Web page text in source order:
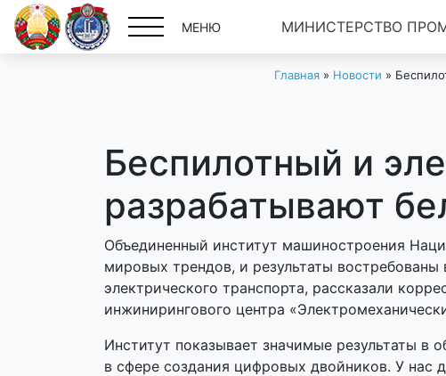
МЕНЮ МИНИСТЕРСТВО
Главная» Новости »
Беспилотный и
разрабатывают
Объединенный институт машиностроения
мировых трендов, и результаты
электрического транспорта, рассказали
инжинирингового центра
Институт показывает значимые результаты
в сфере создания цифровых двойников. У